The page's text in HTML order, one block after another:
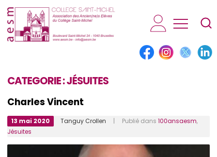
AESM...
CATEGORIE :JÉSUITES
Charles Vincent
13 mai 2020 Tanguy Crollen | Publié dans 100ansaesm,
Jésuites